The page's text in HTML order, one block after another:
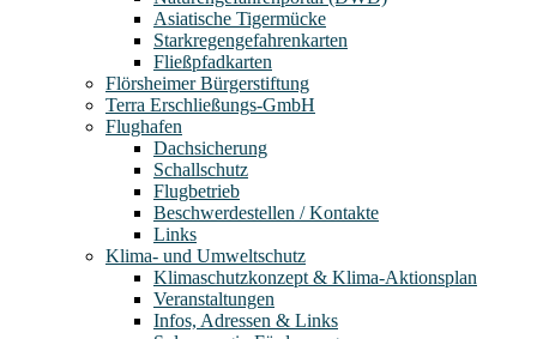
Asiatische Tigermücke
Starkregengefahrenkarten
Fließpfadkarten
Flörsheimer Bürgerstiftung
Terra Erschließungs-GmbH
Flughafen
Dachsicherung
Schallschutz
Flugbetrieb
Beschwerdestellen / Kontakte
Links
Klima- und Umweltschutz
Klimaschutzkonzept & Klima-Aktionsplan
Veranstaltungen
Infos, Adressen & Links